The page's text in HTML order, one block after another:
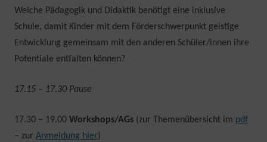
Welche Pädagogik und Didaktik benötigt eine inklusive
Schule, damit Kinder mit dem Förderschwerpunkt geistige
Entwicklung gemeinsam mit den anderen Schüler/innen ihre
Potentiale entfalten können?
17.15 – 17.30 Pause
17.30 – 19.00 Workshops/AGs (zur Themenübersicht im pdf
– zur Anmeldung hier)